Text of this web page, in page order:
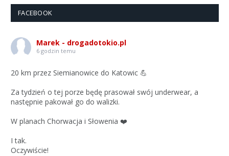
FACEBOOK
Marek - drogadotokio.pl
6 godzin temu
20 km przez Siemianowice do Katowic 💪
Za tydzień o tej porze będę prasował swój underwear, a
następnie pakował go do walizki.
W planach Chorwacja i Słowenia ❤️
I tak.
Oczywiście!